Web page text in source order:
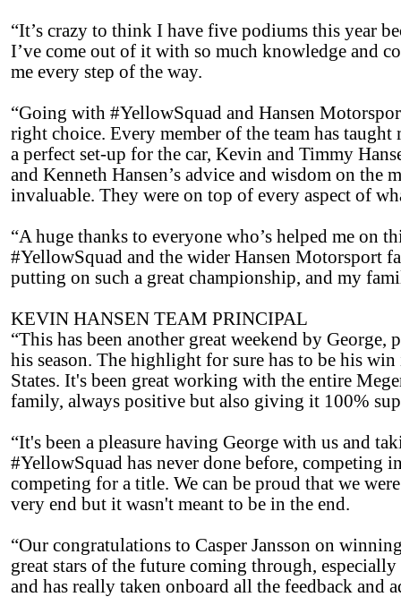
“It’s crazy to think I have five podiums this year
I’ve come out of it with so much knowledge and
me every step of the way.
“Going with #YellowSquad and Hansen
right choice. Every member of the team has
a perfect set-up for the car, Kevin and Timmy
and Kenneth Hansen’s advice and wisdom on
invaluable. They were on top of every aspect of
“A huge thanks to everyone who’s helped me on
#YellowSquad and the wider Hansen Motorsport
putting on such a great championship, and my
KEVIN HANSEN TEAM PRINCIPAL
“This has been another great weekend by
his season. The highlight for sure has to be his
States. It's been great working with the entire
family, always positive but also giving it 100%
“It's been a pleasure having George with us and
#YellowSquad has never done before,
competing for a title. We can be proud that we
very end but it wasn't meant to be in the end.
“Our congratulations to Casper Jansson on
great stars of the future coming through,
and has really taken onboard all the feedback and